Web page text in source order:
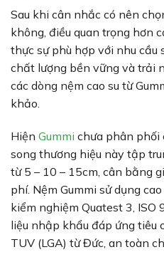
Sau khi cân nhắc có nên
không, điều quan trọng hơn
thực sự phù hợp với nhu cầu
chất lượng bền vững và trải
các dòng nệm cao su từ
khảo.
Hiện Gummi chưa phân phối
song thương hiệu này tập
từ 5 – 10 – 15cm, cân bằng
phí. Nệm Gummi sử dụng
kiểm nghiệm Quatest 3, ISO
liệu nhập khẩu đáp ứng tiêu
TUV (LGA) từ Đức, an toàn